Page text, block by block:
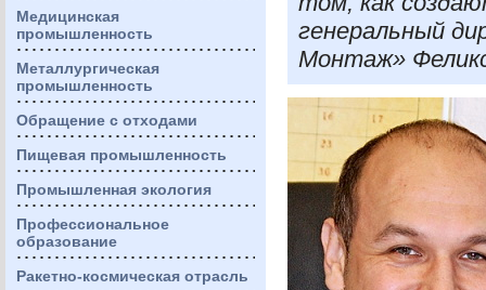
Медицинская
промышленность
Металлургическая
промышленность
Обращение с отходами
Пищевая промышленность
Промышленная экология
Профессиональное
образование
Ракетно-космическая отрасль
генеральный
Монтаж»